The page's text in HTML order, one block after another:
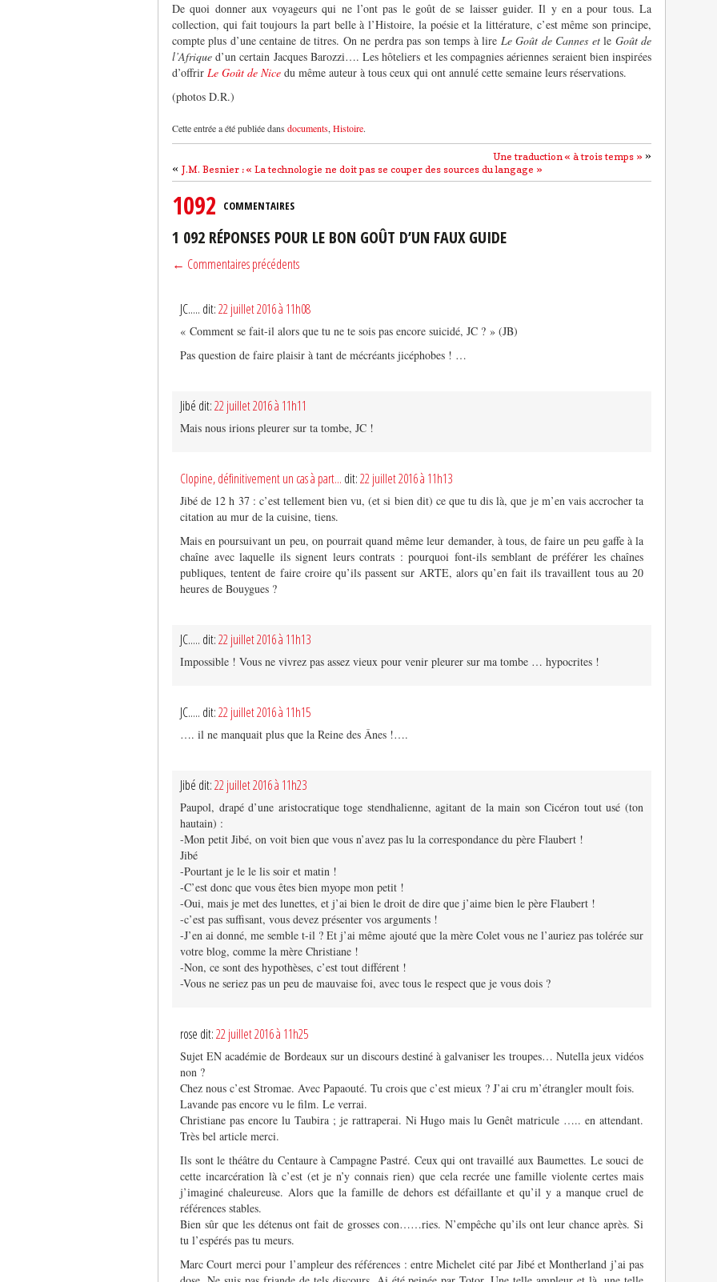
De quoi donner aux voyageurs qui ne l’ont pas le goût de se laisser guider. Il y en a pour tous. La
collection, qui fait toujours la part belle à l’Histoire, la poésie et la littérature, c’est même son principe,
compte plus d’une centaine de titres. On ne perdra pas son temps à lire Le Goût de Cannes etle Goût de
l’Afrique d’un certain Jacques Barozzi…. Les hôteliers et les compagnies aériennes seraient bien inspirées
d’offrir Le Goût de Nice du même auteur à tous ceux qui ont annulé cette semaine leurs réservations.
(photos D.R.)
Cette entrée a été publiée dans documents, Histoire.
Une traduction « à trois temps » »
« J.M. Besnier : « La technologie ne doit pas se couper des sources du langage »
1092 COMMENTAIRES
1 092 RÉPONSES POUR LE BON GOÛT D’UN FAUX GUIDE
← Commentaires précédents
JC..... dit:22 juillet 2016 à 11h08
« Comment se fait-il alors que tu ne te sois pas encore suicidé, JC ? » (JB)
Pas question de faire plaisir à tant de mécréants jicéphobes ! …
Jibé dit:22 juillet 2016 à 11h11
Mais nous irions pleurer sur ta tombe, JC !
Clopine, définitivement un cas à part... dit:22 juillet 2016 à 11h13
Jibé de 12 h 37 : c’est tellement bien vu, (et si bien dit) ce que tu dis là, que je m’en vais accrocher ta
citation au mur de la cuisine, tiens.
Mais en poursuivant un peu, on pourrait quand même leur demander, à tous, de faire un peu gaffe à la
chaîne avec laquelle ils signent leurs contrats : pourquoi font-ils semblant de préférer les chaînes
publiques, tentent de faire croire qu’ils passent sur ARTE, alors qu’en fait ils travaillent tous au 20
heures de Bouygues ?
JC..... dit:22 juillet 2016 à 11h13
Impossible ! Vous ne vivrez pas assez vieux pour venir pleurer sur ma tombe … hypocrites !
JC..... dit:22 juillet 2016 à 11h15
…. il ne manquait plus que la Reine des Ânes !….
Jibé dit:22 juillet 2016 à 11h23
Paupol, drapé d’une aristocratique toge stendhalienne, agitant de la main son Cicéron tout usé (ton
hautain) :
-Mon petit Jibé, on voit bien que vous n’avez pas lu la correspondance du père Flaubert !
Jibé
-Pourtant je le le lis soir et matin !
-C’est donc que vous êtes bien myope mon petit !
-Oui, mais je met des lunettes, et j’ai bien le droit de dire que j’aime bien le père Flaubert !
-c’est pas suffisant, vous devez présenter vos arguments !
-J’en ai donné, me semble t-il ? Et j’ai même ajouté que la mère Colet vous ne l’auriez pas tolérée sur
votre blog, comme la mère Christiane !
-Non, ce sont des hypothèses, c’est tout différent !
-Vous ne seriez pas un peu de mauvaise foi, avec tous le respect que je vous dois ?
rose dit:22 juillet 2016 à 11h25
Sujet EN académie de Bordeaux sur un discours destiné à galvaniser les troupes… Nutella jeux vidéos
non ?
Chez nous c’est Stromae. Avec Papaouté. Tu crois que c’est mieux ? J’ai cru m’étrangler moult fois.
Lavande pas encore vu le film. Le verrai.
Christiane pas encore lu Taubira ; je rattraperai. Ni Hugo mais lu Genêt matricule ….. en attendant.
Très bel article merci.
Ils sont le théâtre du Centaure à Campagne Pastré. Ceux qui ont travaillé aux Baumettes. Le souci de
cette incarcération là c’est (et je n’y connais rien) que cela recrée une famille violente certes mais
j’imaginé chaleureuse. Alors que la famille de dehors est défaillante et qu’il y a manque cruel de
références stables.
Bien sûr que les détenus ont fait de grosses con……ries. N’empêche qu’ils ont leur chance après. Si
tu l’espérés pas tu meurs.
Marc Court merci pour l’ampleur des références : entre Michelet cité par Jibé et Montherland j’ai pas